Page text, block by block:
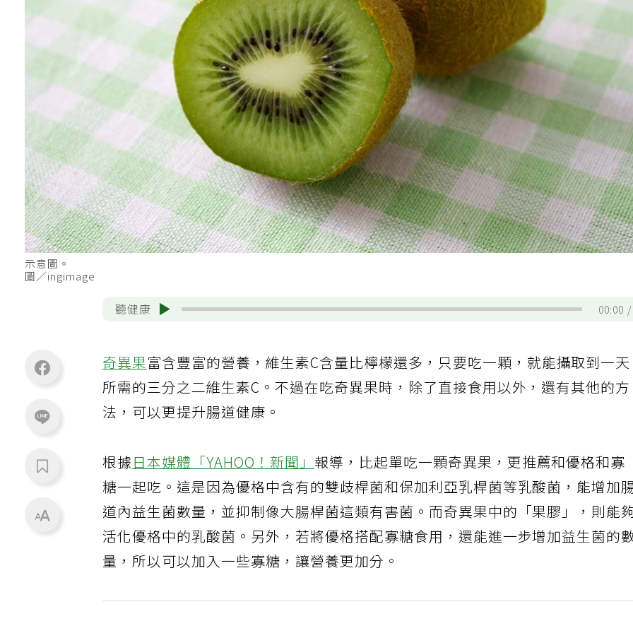
示意圖。
圖／ingimage
聽健康 00:00
奇異果富含豐富的營養，維生素C含量比檸檬還多，只要吃一顆，就能攝取到一天
所需的三分之二維生素C。不過在吃奇異果時，除了直接食用以外，還有其他的方
法，可以更提升腸道健康。
根據日本媒體「YAHOO！新聞」報導，比起單吃一顆奇異果，更推薦和優格和寡
糖一起吃。這是因為優格中含有的雙歧桿菌和保加利亞乳桿菌等乳酸菌，能增加
道內益生菌數量，並抑制像大腸桿菌這類有害菌。而奇異果中的「果膠」，則能
活化優格中的乳酸菌。另外，若將優格搭配寡糖食用，還能進一步增加益生菌的
量，所以可以加入一些寡糖，讓營養更加分。